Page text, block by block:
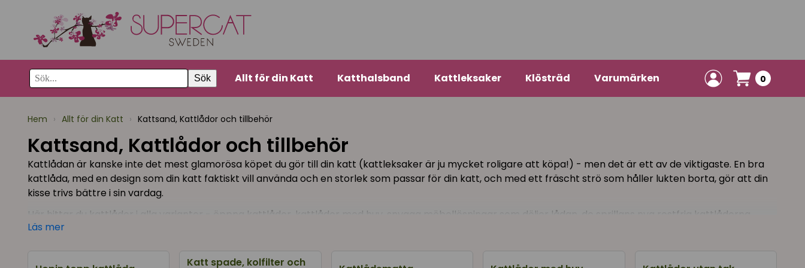
Sök Allt för din Katt Katthalsband Kattleksaker Klösträd Varumärken 0
Hem › Allt för din Katt › Kattsand, Kattlådor och tillbehör
Kattsand, Kattlådor och tillbehör
Kattlådan är kanske inte det mest glamorösa köpet du gör till din katt (kattleksaker är ju mycket roligare att köpa!) - men det är ett av de viktigaste. En bra
kattlåda, med en design som din katt faktiskt vill använda och en storlek som passar för din katt, och med ett fräscht strö som håller lukten borta, gör att din
kisse trivs bättre i sin vardag.
Här hittar du kattlådor i alla varianter - öppna kattlådor, kattlådor med huv, snygga möbellösningar som döljer lådan, de sprillans nya rostfria kattlådorna
samt speciallådor som Hopin och PeeWee. Samt kattsand, kattströ, spadar, bajspåsar, mattor och allt det du behöver för att hålla rent.
Läs mer
Katt spade, kolfilter och